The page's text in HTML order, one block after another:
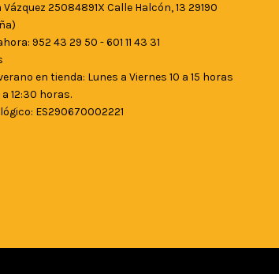
25084891X Calle Halcón, 13 29190
952 43 29 50 - 601 11 43 31
en tienda: Lunes a Viernes 10 a 15 horas
12:30 horas.
ES290670002221